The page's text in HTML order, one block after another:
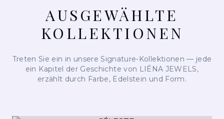
AUSGEWÄHLTE
KOLLEKTIONEN
Treten Sie ein in unsere Signature-Kollektionen — jede
ein Kapitel der Geschichte von LIÉNA JEWELS,
erzählt durch Farbe, Edelstein und Form.